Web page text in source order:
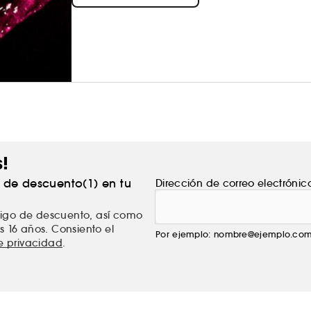
de descuento(1) en tu
de descuento, así como
años. Consiento el
privacidad.
Dirección de correo
Por ejemplo: nombre@ejemplo.com